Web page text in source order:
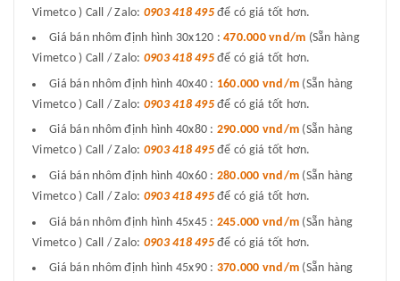
Vimetco ) Call / Zalo: 0903 418 495 để có giá tốt hơn.
Giá bán nhôm định hình 30x120 : 470.000 vnd/m (Sẵn hàng
Vimetco ) Call / Zalo: 0903 418 495để có giá tốt hơn.
Giá bán nhôm định hình 40x40 : 160.000 vnd/m (Sẵn hàng
Vimetco ) Call / Zalo: 0903 418 495để có giá tốt hơn.
Giá bán nhôm định hình 40x80 : 290.000 vnd/m (Sẵn hàng
Vimetco ) Call / Zalo: 0903 418 495để có giá tốt hơn.
Giá bán nhôm định hình 40x60 : 280.000 vnd/m (Sẵn hàng
Vimetco ) Call / Zalo: 0903 418 495để có giá tốt hơn.
Giá bán nhôm định hình 45x45 : 245.000 vnd/m (Sẵn hàng
Vimetco ) Call / Zalo: 0903 418 495 để có giá tốt hơn.
Giá bán nhôm định hình 45x90 : 370.000 vnd/m (Sẵn hàng